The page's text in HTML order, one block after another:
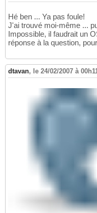
Hé ben ... Ya pas foule!
J'ai trouvé moi-même ...
Impossible, il faudrait un
réponse à la question,
dtavan, le 24/02/2007 à